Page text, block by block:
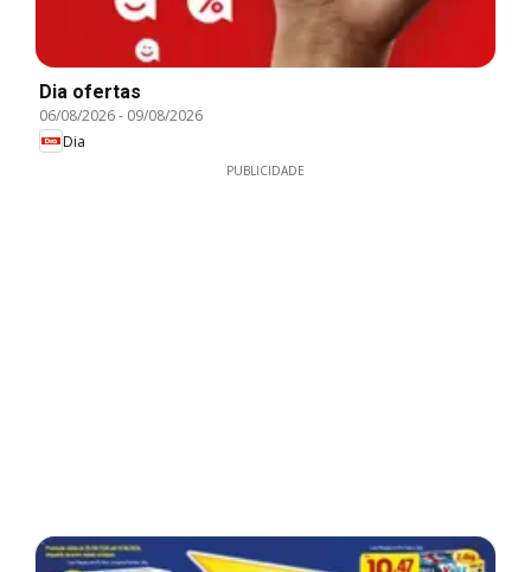
Dia ofertas
06/08/2026- 09/08/2026
Dia
PUBLICIDADE